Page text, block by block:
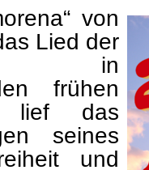
von
Lied der
in
frühen
lief das
seines
und